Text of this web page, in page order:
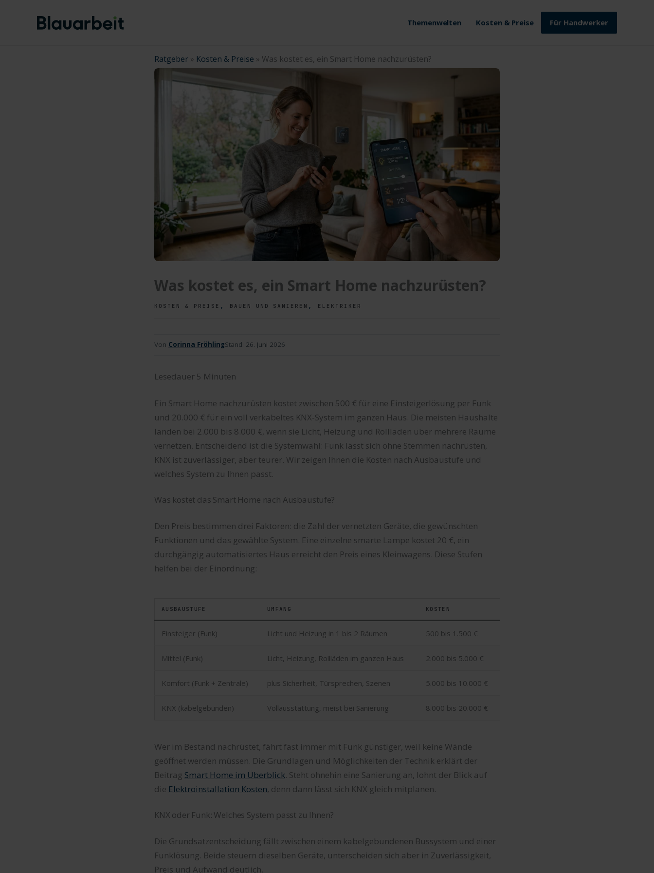
Themenwelten Kosten & Preise Für Handwerker
Ratgeber » Kosten & Preise » Was kostet es, ein Smart Home nachzurüsten?
Was kostet es, ein Smart Home nachzurüsten?
KOSTEN & PREISE , BAUEN UND SANIEREN , ELEKTRIKER
Von Corinna FröhlingStand: 26. Juni 2026
Lesedauer 5 Minuten
Ein Smart Home nachzurüsten kostet zwischen 500 € für eine Einsteigerlösung per Funk
und 20.000 € für ein voll verkabeltes KNX-System im ganzen Haus. Die meisten Haushalte
landen bei 2.000 bis 8.000 €, wenn sie Licht, Heizung und Rollläden über mehrere Räume
vernetzen. Entscheidend ist die Systemwahl: Funk lässt sich ohne Stemmen nachrüsten,
KNX ist zuverlässiger, aber teurer. Wir zeigen Ihnen die Kosten nach Ausbaustufe und
welches System zu Ihnen passt.
Was kostet das Smart Home nach Ausbaustufe?
Den Preis bestimmen drei Faktoren: die Zahl der vernetzten Geräte, die gewünschten
Funktionen und das gewählte System. Eine einzelne smarte Lampe kostet 20 €, ein
durchgängig automatisiertes Haus erreicht den Preis eines Kleinwagens. Diese Stufen
helfen bei der Einordnung:
AUSBAUSTUFE UMFANG KOSTEN
Einsteiger (Funk) Licht und Heizung in 1 bis 2 Räumen 500 bis 1.500 €
Mittel (Funk) Licht, Heizung, Rollläden im ganzen Haus 2.000 bis 5.000 €
Komfort (Funk + Zentrale) plus Sicherheit, Türsprechen, Szenen 5.000 bis 10.000 €
KNX (kabelgebunden) Vollausstattung, meist bei Sanierung 8.000 bis 20.000 €
Wer im Bestand nachrüstet, fährt fast immer mit Funk günstiger, weil keine Wände
geöffnet werden müssen. Die Grundlagen und Möglichkeiten der Technik erklärt der
Beitrag Smart Home im Überblick. Steht ohnehin eine Sanierung an, lohnt der Blick auf
die Elektroinstallation Kosten, denn dann lässt sich KNX gleich mitplanen.
KNX oder Funk: Welches System passt zu Ihnen?
Die Grundsatzentscheidung fällt zwischen einem kabelgebundenen Bussystem und einer
Funklösung. Beide steuern dieselben Geräte, unterscheiden sich aber in Zuverlässigkeit,
Preis und Aufwand deutlich.